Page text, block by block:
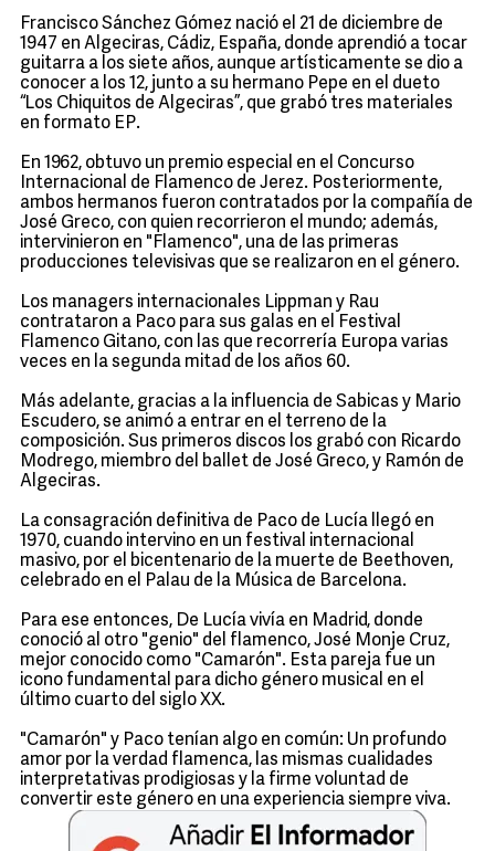
Francisco Sánchez Gómez nació el 21 de diciembre de
1947 en Algeciras, Cádiz, España, donde aprendió a tocar
guitarra a los siete años, aunque artísticamente se dio a
conocer a los 12, junto a su hermano Pepe en el dueto
“Los Chiquitos de Algeciras”, que grabó tres materiales
en formato EP.
En 1962, obtuvo un premio especial en el Concurso
Internacional de Flamenco de Jerez. Posteriormente,
ambos hermanos fueron contratados por la compañía de
José Greco, con quien recorrieron el mundo; además,
intervinieron en "Flamenco", una de las primeras
producciones televisivas que se realizaron en el género.
Los managers internacionales Lippman y Rau
contrataron a Paco para sus galas en el Festival
Flamenco Gitano, con las que recorrería Europa varias
veces en la segunda mitad de los años 60.
Más adelante, gracias a la influencia de Sabicas y Mario
Escudero, se animó a entrar en el terreno de la
composición. Sus primeros discos los grabó con Ricardo
Modrego, miembro del ballet de José Greco, y Ramón de
Algeciras.
La consagración definitiva de Paco de Lucía llegó en
1970, cuando intervino en un festival internacional
masivo, por el bicentenario de la muerte de Beethoven,
celebrado en el Palau de la Música de Barcelona.
Para ese entonces, De Lucía vivía en Madrid, donde
conoció al otro "genio" del flamenco, José Monje Cruz,
mejor conocido como "Camarón". Esta pareja fue un
icono fundamental para dicho género musical en el
último cuarto del siglo XX.
"Camarón" y Paco tenían algo en común: Un profundo
amor por la verdad flamenca, las mismas cualidades
interpretativas prodigiosas y la firme voluntad de
convertir este género en una experiencia siempre viva.